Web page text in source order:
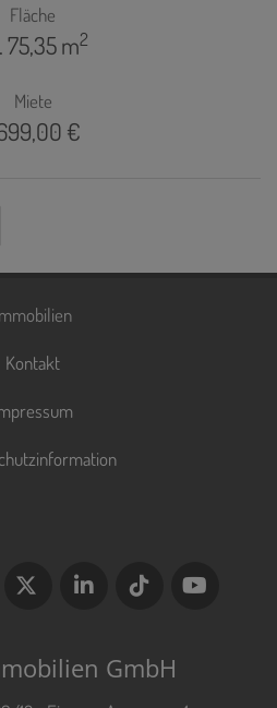
Fläche
75,35 m2
Miete
€
Kontakt
GmbH